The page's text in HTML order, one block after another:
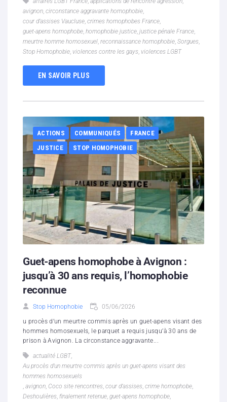
avignon, circonstance aggravante homophobie,
cour d’assises Vaucluse, crimes homophobes France,
guet-apens homophobe, homophobie justice, justice pénale France,
meurtre homme homosexuel, reconnaissance homophobie, Sorgues,
Stop Homophobie, violences contre les gays, violences LGBT
EN SAVOIR PLUS
ACTIONS COMMUNIQUÉS
FRANCE
JUSTICE
STOP HOMOPHOBIE
Guet-apens homophobe à Avignon :
jusqu’à 30 ans requis, l’homophobie
reconnue
Stop Homophobie 05/06/2026
u procès d’un meurtre commis après un guet-apens visant des
hommes homosexuels, le parquet a requis jusqu’à 30 ans de
prison à Avignon. La circonstance aggravante...
actualité LGBT,
Au procès d’un meurtre commis après un guet-apens visant des
hommes homosexuels
, avignon, Coco site rencontres, cour d’assises, crime homophobe,
Deshoulières, finalement retenue, guet-apens homophobe,